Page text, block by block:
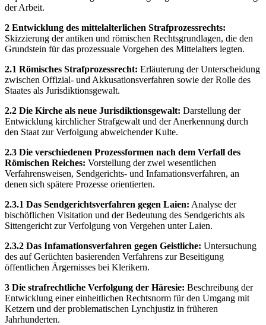
der Arbeit.
2 Entwicklung des mittelalterlichen Strafprozessrechts:
Skizzierung der antiken und römischen Rechtsgrundlagen, die den
Grundstein für das prozessuale Vorgehen des Mittelalters legten.
2.1 Römisches Strafprozessrecht: Erläuterung der Unterscheidung
zwischen Offizial- und Akkusationsverfahren sowie der Rolle des
Staates als Jurisdiktionsgewalt.
2.2 Die Kirche als neue Jurisdiktionsgewalt: Darstellung der
Entwicklung kirchlicher Strafgewalt und der Anerkennung durch
den Staat zur Verfolgung abweichender Kulte.
2.3 Die verschiedenen Prozessformen nach dem Verfall des
Römischen Reiches: Vorstellung der zwei wesentlichen
Verfahrensweisen, Sendgerichts- und Infamationsverfahren, an
denen sich spätere Prozesse orientierten.
2.3.1 Das Sendgerichtsverfahren gegen Laien: Analyse der
bischöflichen Visitation und der Bedeutung des Sendgerichts als
Sittengericht zur Verfolgung von Vergehen unter Laien.
2.3.2 Das Infamationsverfahren gegen Geistliche: Untersuchung
des auf Gerüchten basierenden Verfahrens zur Beseitigung
öffentlichen Ärgernisses bei Klerikern.
3 Die strafrechtliche Verfolgung der Häresie: Beschreibung der
Entwicklung einer einheitlichen Rechtsnorm für den Umgang mit
Ketzern und der problematischen Lynchjustiz in früheren
Jahrhunderten.